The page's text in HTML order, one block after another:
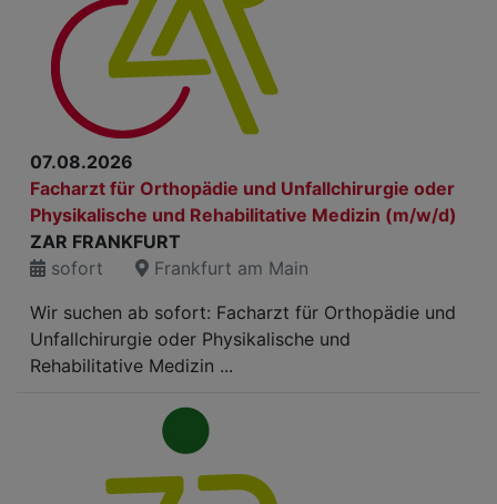
07.08.2026
Facharzt für Orthopädie und Unfallchirurgie oder
Physikalische und Rehabilitative Medizin (m/w/d)
ZAR FRANKFURT
sofort
Frankfurt am Main
Wir suchen ab sofort: Facharzt für Orthopädie und
Unfallchirurgie oder Physikalische und
Rehabilitative Medizin ...